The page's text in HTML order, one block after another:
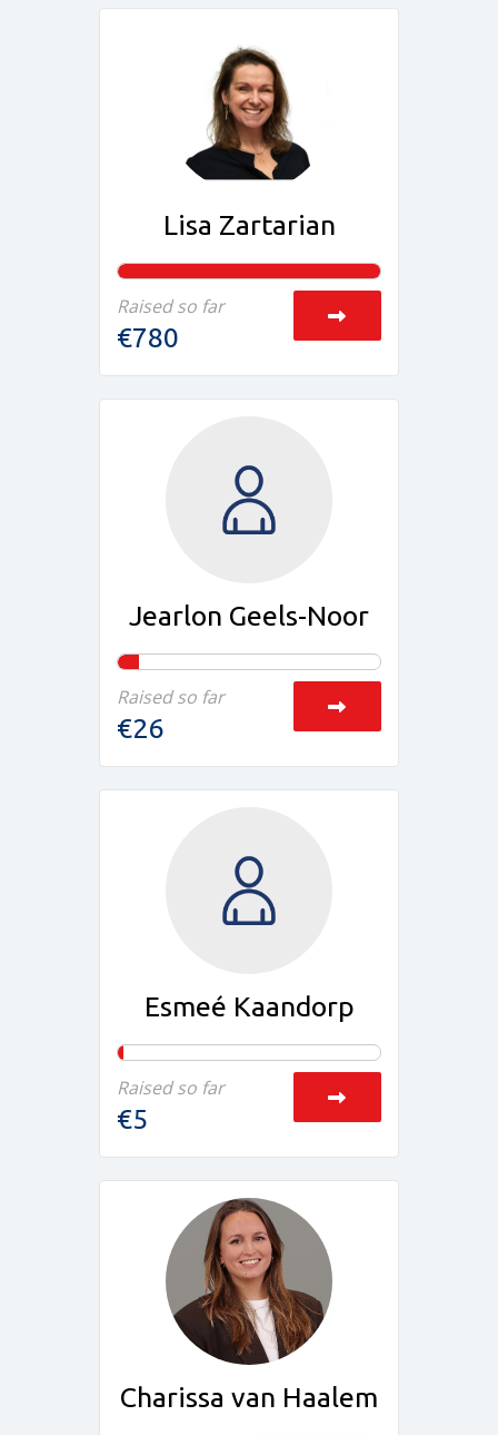
Lisa Zartarian
Raised so far
€780
Jearlon Geels-Noor
Raised so far
€26
Esmeé Kaandorp
Raised so far
€5
Charissa van Haalem